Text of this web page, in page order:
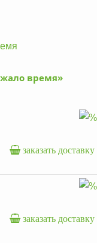
время»
заказать доставку
заказать доставку